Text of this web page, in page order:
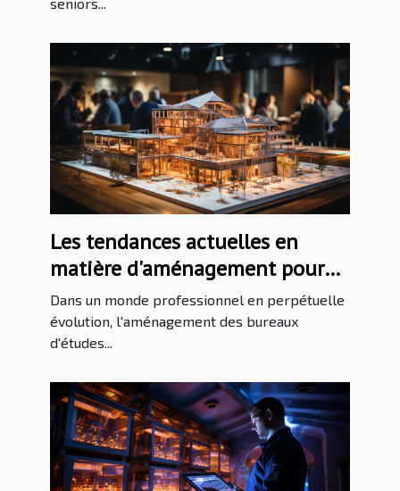
seniors...
Les tendances actuelles en
matière d'aménagement pour
les bureaux d'études techniques
Dans un monde professionnel en perpétuelle
évolution, l'aménagement des bureaux
d'études...